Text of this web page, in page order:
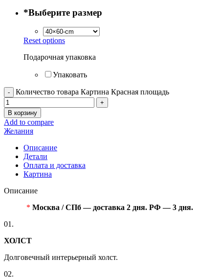
*Выберите размер
Reset options
Подарочная упаковка
Упаковать
Количество товара Картина Красная площадь
В корзину
Add to compare
Желания
Описание
Детали
Оплата и доставка
Картина
Описание
* Москва / СПб — доставка 2 дня. РФ — 3 дня.
01.
ХОЛСТ
Долговечный интерьерный холст.
02.